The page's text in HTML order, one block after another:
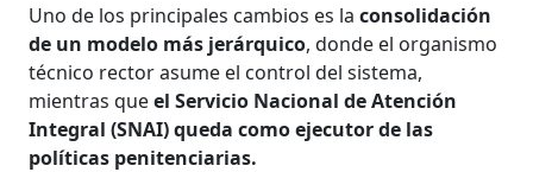
Uno de los principales cambios es laconsolidación
de un modelo más jerárquico, donde el organismo
técnico rector asume el control del sistema,
mientras queel Servicio Nacional de Atención
Integral (SNAI) queda como ejecutor de las
políticas penitenciarias.